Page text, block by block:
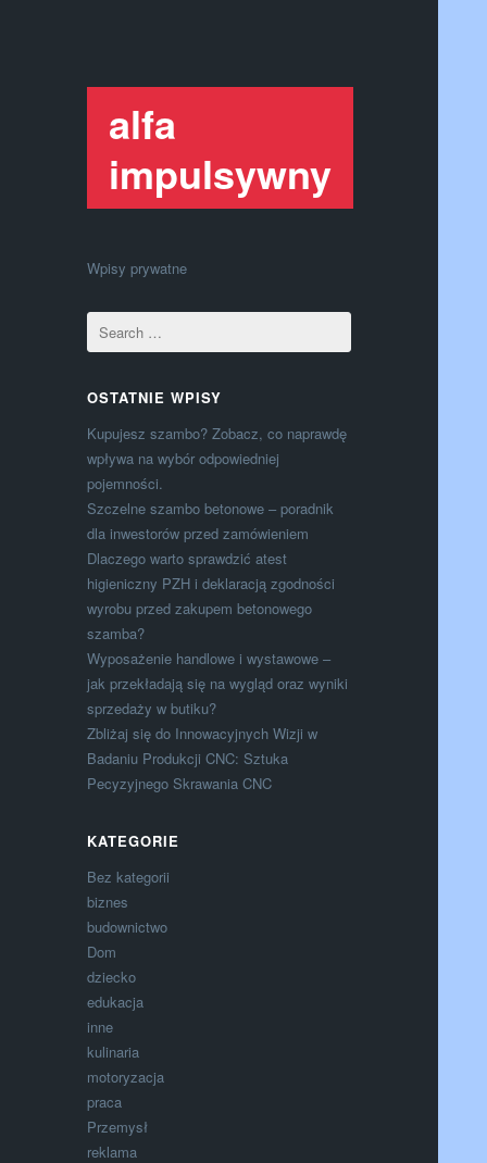
alfa
impulsywny
Wpisy prywatne
OSTATNIE WPISY
Kupujesz szambo? Zobacz, co naprawdę
wpływa na wybór odpowiedniej
pojemności.
Szczelne szambo betonowe – poradnik
dla inwestorów przed zamówieniem
Dlaczego warto sprawdzić atest
higieniczny PZH i deklaracją zgodności
wyrobu przed zakupem betonowego
szamba?
Wyposażenie handlowe i wystawowe –
jak przekładają się na wygląd oraz wyniki
sprzedaży w butiku?
Zbliżaj się do Innowacyjnych Wizji w
Badaniu Produkcji CNC: Sztuka
Pecyzyjnego Skrawania CNC
KATEGORIE
Bez kategorii
biznes
budownictwo
Dom
dziecko
edukacja
inne
kulinaria
motoryzacja
praca
Przemysł
reklama